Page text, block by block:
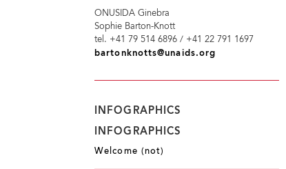
ONUSIDA Ginebra
Sophie Barton-Knott
tel. +41 79 514 6896 / +41 22 791 1697
bartonknotts@unaids.org
INFOGRAPHICS
INFOGRAPHICS
Welcome (not)